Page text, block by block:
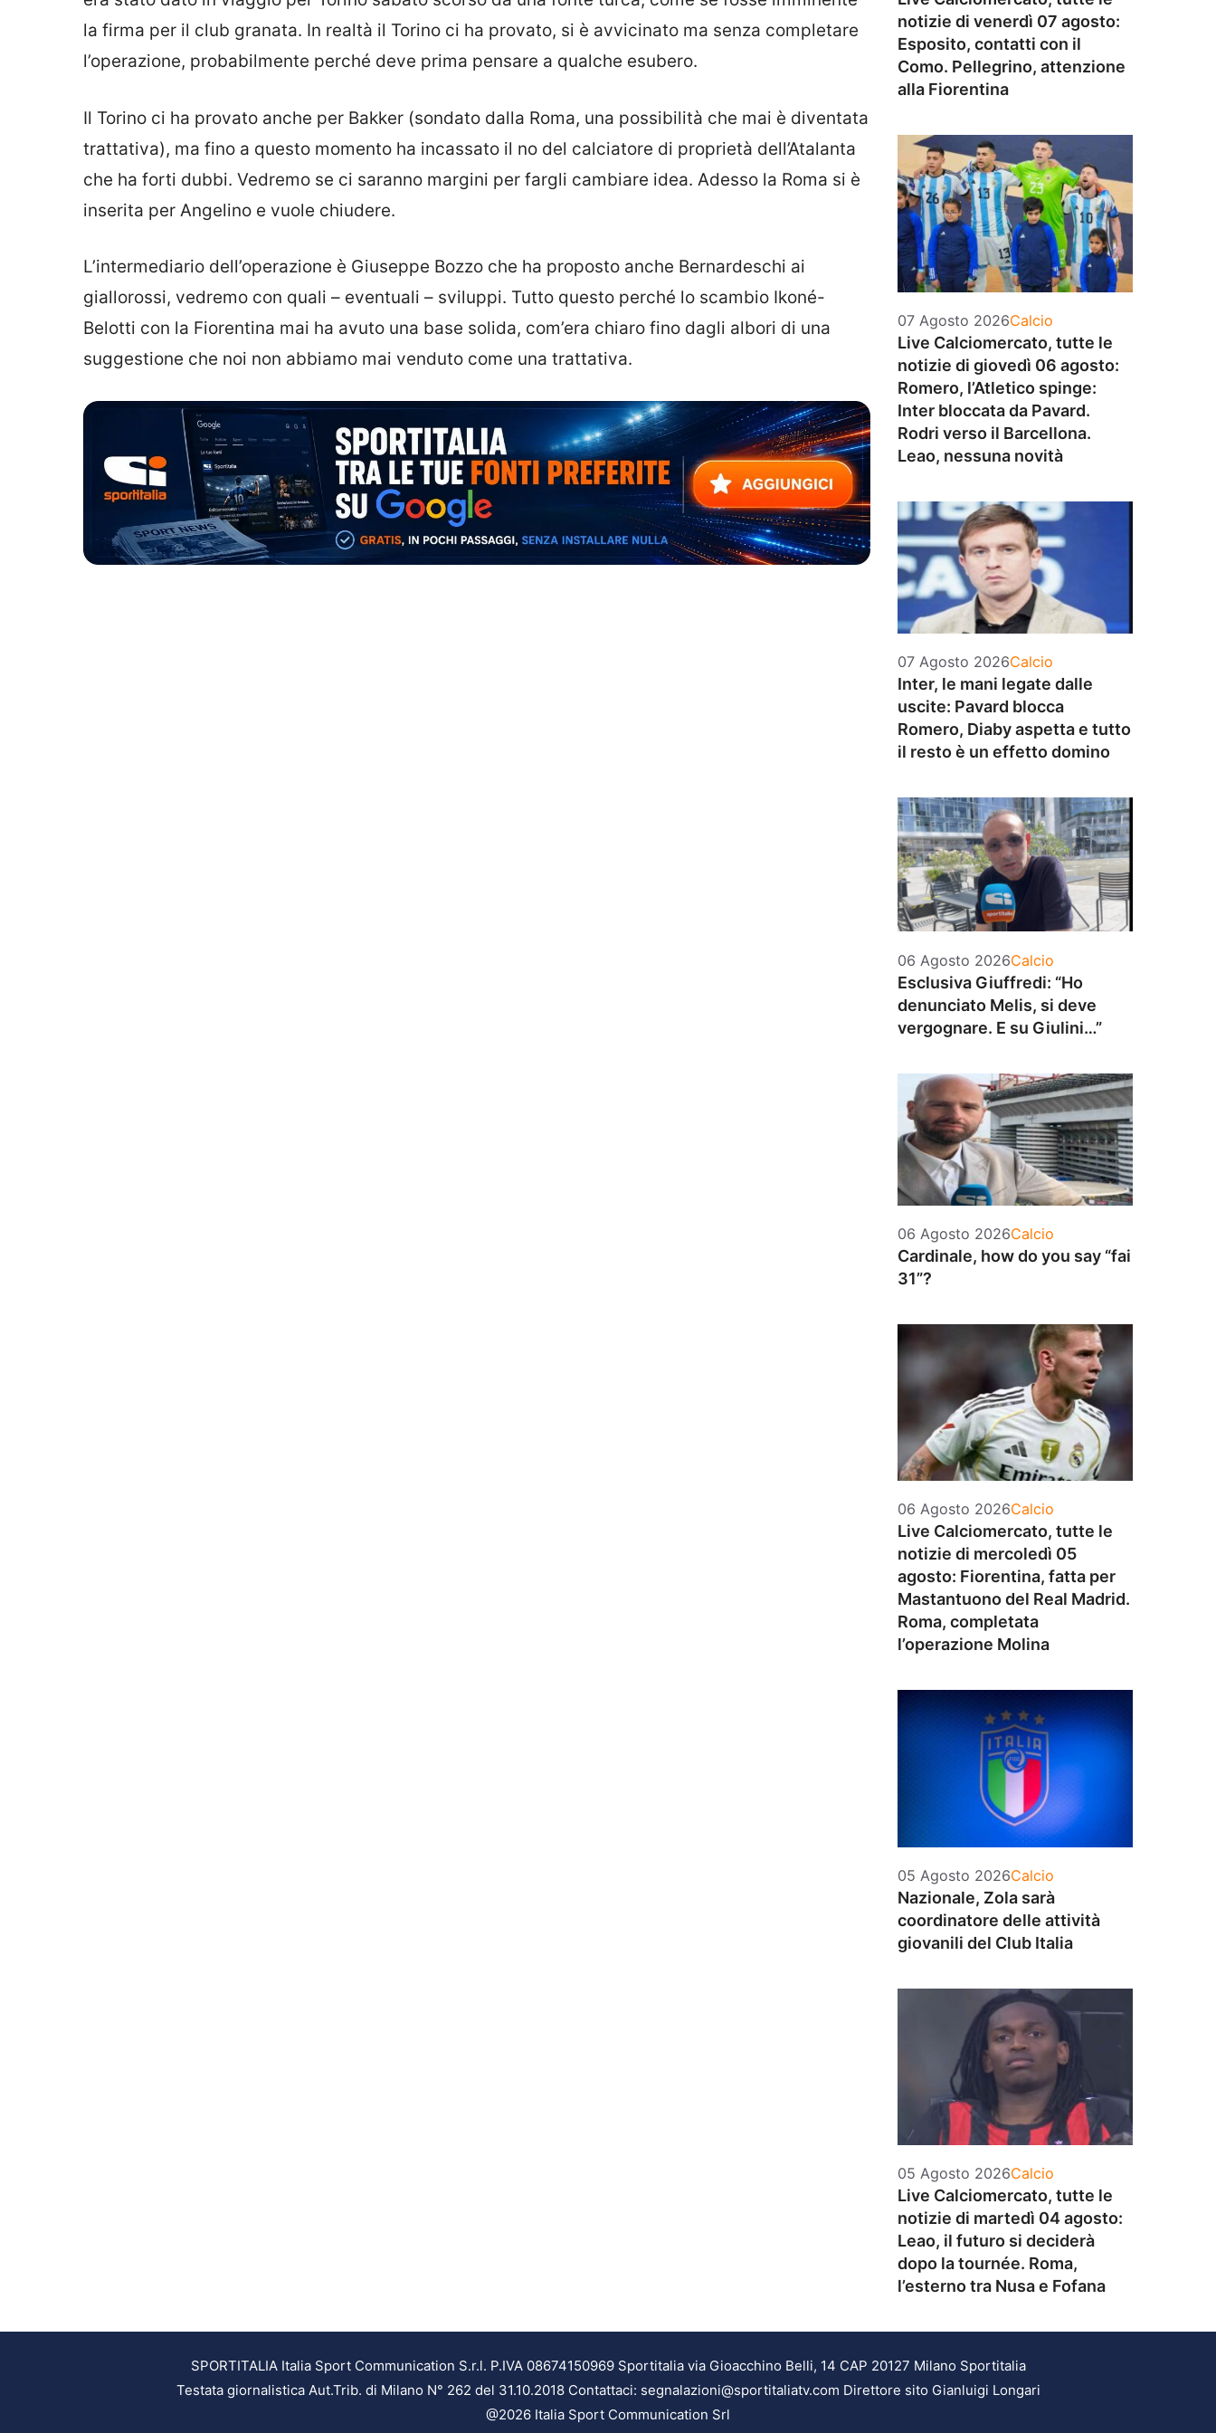
la firma per il club granata. In realtà il Torino ci ha provato, si è avvicinato ma senza completare
l’operazione, probabilmente perché deve prima pensare a qualche esubero.
Il Torino ci ha provato anche per Bakker (sondato dalla Roma, una possibilità che mai è diventata
trattativa), ma fino a questo momento ha incassato il no del calciatore di proprietà dell’Atalanta
che ha forti dubbi. Vedremo se ci saranno margini per fargli cambiare idea. Adesso la Roma si è
inserita per Angelino e vuole chiudere.
L’intermediario dell’operazione è Giuseppe Bozzo che ha proposto anche Bernardeschi ai
giallorossi, vedremo con quali – eventuali – sviluppi. Tutto questo perché lo scambio Ikoné-
Belotti con la Fiorentina mai ha avuto una base solida, com’era chiaro fino dagli albori di una
suggestione che noi non abbiamo mai venduto come una trattativa.
notizie di venerdì 07 agosto:
Esposito, contatti con il
Como. Pellegrino, attenzione
alla Fiorentina
07 Agosto 2026Categorie
Calcio
Live Calciomercato, tutte le
notizie di giovedì 06 agosto:
Romero, l’Atletico spinge:
Inter bloccata da Pavard.
Rodri verso il Barcellona.
Leao, nessuna novità
07 Agosto 2026Categorie
Calcio
Inter, le mani legate dalle
uscite: Pavard blocca
Romero, Diaby aspetta e tutto
il resto è un effetto domino
06 Agosto 2026Categorie
Calcio
Esclusiva Giuffredi: “Ho
denunciato Melis, si deve
vergognare. E su Giulini…”
06 Agosto 2026Categorie
Calcio
Cardinale, how do you say “fai
31”?
06 Agosto 2026Categorie
Calcio
Live Calciomercato, tutte le
notizie di mercoledì 05
agosto: Fiorentina, fatta per
Mastantuono del Real Madrid.
Roma, completata
l’operazione Molina
05 Agosto 2026Categorie
Calcio
Nazionale, Zola sarà
coordinatore delle attività
giovanili del Club Italia
05 Agosto 2026Categorie
Calcio
Live Calciomercato, tutte le
notizie di martedì 04 agosto:
Leao, il futuro si deciderà
dopo la tournée. Roma,
l’esterno tra Nusa e Fofana
SPORTITALIA Italia Sport Communication S.r.l. P.IVA 08674150969 Sportitalia via Gioacchino Belli, 14 CAP 20127 Milano Sportitalia
Testata giornalistica Aut.Trib. di Milano N° 262 del 31.10.2018 Contattaci: segnalazioni@sportitaliatv.com Direttore sito Gianluigi Longari
@2026 Italia Sport Communication Srl